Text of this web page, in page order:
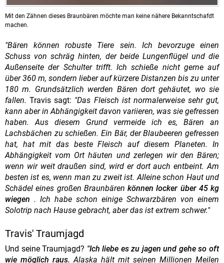
Mit den Zähnen dieses Braunbären möchte man keine nähere Bekanntschafdt
machen.
"Bären können robuste Tiere sein. Ich bevorzuge einen
Schuss von schräg hinten, der beide Lungenflügel und die
Außenseite der Schulter trifft. Ich schieße nicht gerne auf
über 360 m, sondern lieber auf kürzere Distanzen bis zu unter
180 m. Grundsätzlich werden Bären dort gehäutet, wo sie
fallen.Travis sagt: "Das Fleisch ist normalerweise sehr gut,
kann aber in Abhängigkeit davon variieren, was sie gefressen
haben. Aus diesem Grund vermeide ich es, Bären an
Lachsbächen zu schießen. Ein Bär, der Blaubeeren gefressen
hat, hat mit das beste Fleisch auf diesem Planeten. In
Abhängigkeit vom Ort häuten und zerlegen wir den Bären;
wenn wir weit draußen sind, wird er dort auch entbeint. Am
besten ist es, wenn man zu zweit ist. Alleine schon Haut und
Schädel eines großen Braunbären können locker über 45 kg
wiegen . Ich habe schon einige Schwarzbären von einem
Solotrip nach Hause gebracht, aber das ist extrem schwer."
Travis' Traumjagd
Und seine Traumjagd? "Ich liebe es zu jagen und gehe so oft
wie möglich raus.Alaska hält mit seinen Millionen Meilen